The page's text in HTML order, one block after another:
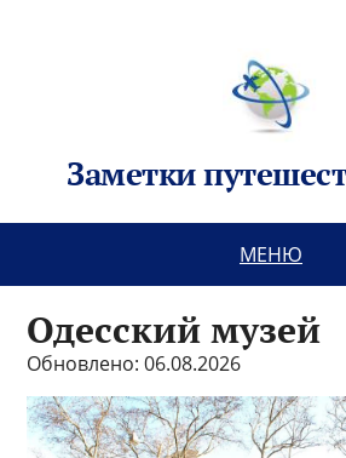
Заметки
МЕНЮ
Одесский музей
Обновлено: 06.08.2026